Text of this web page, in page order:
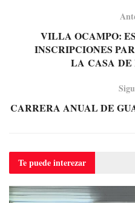
VILLA OCAMPO:
INSCRIPCIONES
LA CASA
CARRERA ANUAL DE
Te puedeinterezar